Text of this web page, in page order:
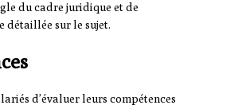
du cadre juridique et de
détaillée sur le sujet.
d’évaluer leurs compétences